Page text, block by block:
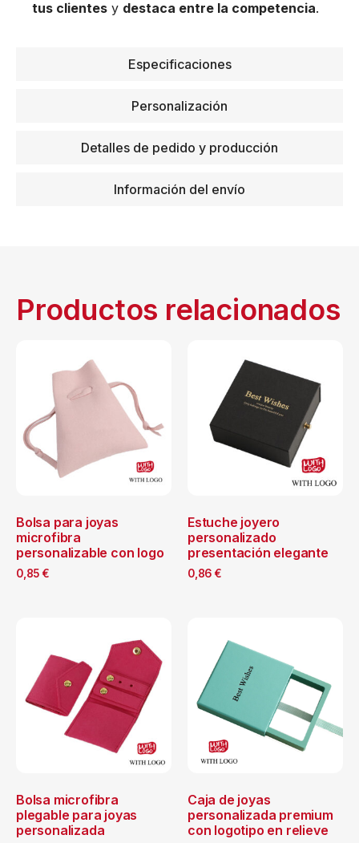
Especificaciones
Personalización
Detalles de pedido y producción
Información del envío
tus clientes y destaca entre la competencia.
Productos relacionados
Bolsa para joyas
microfibra
personalizable con logo
0,85 €
Estuche joyero
personalizado
presentación elegante
0,86 €
Bolsa microfibra
plegable para joyas
personalizada
Caja de joyas
personalizada premium
con logotipo en relieve